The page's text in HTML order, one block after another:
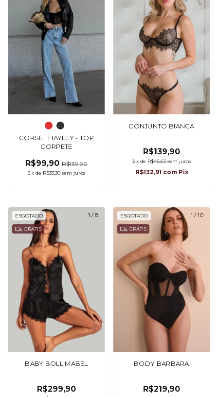
CORSET HAYLEY - TOP
CORPETE
R$99,90 R$139,90
3 x de R$33,30 sem juros
CONJUNTO BIANCA
R$139,90
3 x de R$46,63 sem juros
R$132,91 com Pix
1 /8
ESGOTADO
GRÁTIS
BABY BOLL MABEL
R$299,90
1 /10
ESGOTADO
GRÁTIS
BODY BARBARA
R$219,90